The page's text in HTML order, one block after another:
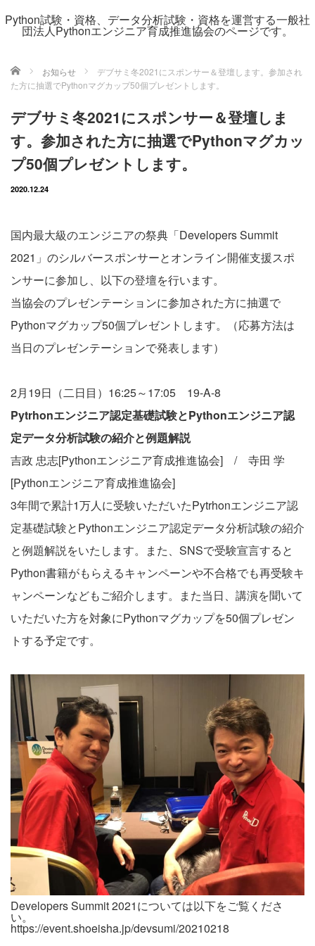
Python試験・資格、データ分析試験・資格を運営する一般社
団法人Pythonエンジニア育成推進協会のページです。
ホーム お知らせ
デブサミ冬2021にスポンサー＆登壇します。参加され
た方に抽選でPythonマグカップ50個プレゼントします。
デブサミ冬2021にスポンサー＆登壇しま
す。参加された方に抽選でPythonマグカッ
プ50個プレゼントします。
2020.12.24
国内最大級のエンジニアの祭典「Developers Summit
2021」のシルバースポンサーとオンライン開催支援スポ
ンサーに参加し、以下の登壇を行います。
当協会のプレゼンテーションに参加された方に抽選で
Pythonマグカップ50個プレゼントします。（応募方法は
当日のプレゼンテーションで発表します）
2月19日（二日目）16:25～17:05 19-A-8
Pytrhonエンジニア認定基礎試験とPythonエンジニア認
定データ分析試験の紹介と例題解説
吉政 忠志[Pythonエンジニア育成推進協会] / 寺田 学
[Pythonエンジニア育成推進協会]
3年間で累計1万人に受験いただいたPytrhonエンジニア認
定基礎試験とPythonエンジニア認定データ分析試験の紹介
と例題解説をいたします。また、SNSで受験宣言すると
Python書籍がもらえるキャンペーンや不合格でも再受験キ
ャンペーンなどもご紹介します。また当日、講演を聞いて
いただいた方を対象にPythonマグカップを50個プレゼン
トする予定です。
Developers Summit 2021については以下をご覧くださ
い。
https://event.shoeisha.jp/devsumi/20210218